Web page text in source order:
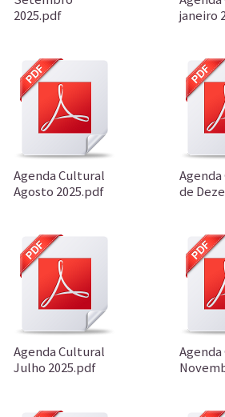
2025.pdf
janeiro
Agenda Cultural
Agosto 2025.pdf
de
Agenda Cultural
Julho 2025.pdf